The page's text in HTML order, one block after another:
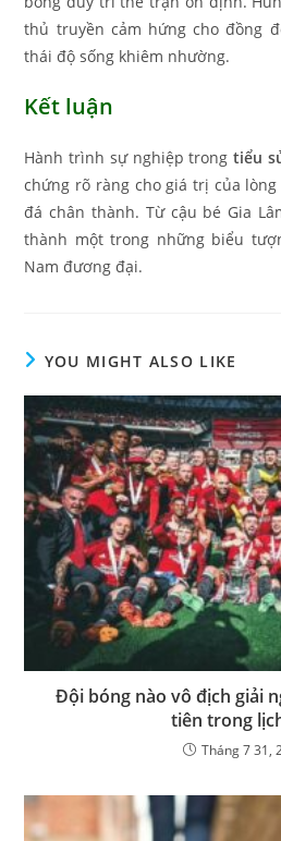
thủ truyền cảm hứng cho đồng
thái độ sống khiêm nhường.
Kết luận
Hành trình sự nghiệp trongtiểu
chứng rõ ràng cho giá trị của
đá chân thành. Từ cậu bé Gia
thành một trong những biểu
Nam đương đại.
YOU MIGHT ALSO LIKE
Đội bóng nào vô địch giải
tiên trong
Tháng 7 31,